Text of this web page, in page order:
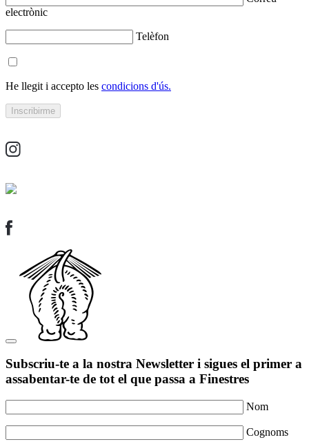
electrònic
Telèfon
He llegit i accepto les condicions d'ús.
Subscriu-te a la nostra Newsletter i sigues el primer a
assabentar-te de tot el que passa a Finestres
Nom
Cognoms